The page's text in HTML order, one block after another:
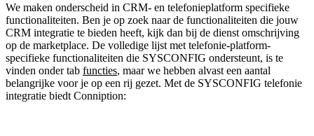
We maken onderscheid in CRM- en telefonieplatform specifieke
functionaliteiten. Ben je op zoek naar de functionaliteiten die jouw
CRM integratie te bieden heeft, kijk dan bij de dienst omschrijving
op de marketplace. De volledige lijst met telefonie-platform-
specifieke functionaliteiten die SYSCONFIG ondersteunt, is te
vinden onder tab functies, maar we hebben alvast een aantal
belangrijke voor je op een rij gezet. Met de SYSCONFIG telefonie
integratie biedt Conniption: